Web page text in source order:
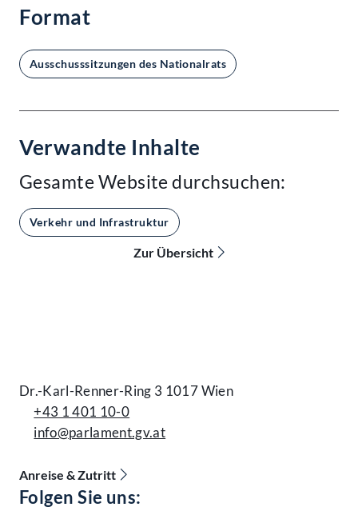
Accessibility Menu anzeigen
Format
Ausschusssitzungen des Nationalrats
Verwandte Inhalte
Gesamte Website durchsuchen:
Verkehr und Infrastruktur
Zur Übersicht
Dr.-Karl-Renner-Ring 3 1017 Wien
+43 1 401 10-0
info@parlament.gv.at
Anreise & Zutritt
Folgen Sie uns: